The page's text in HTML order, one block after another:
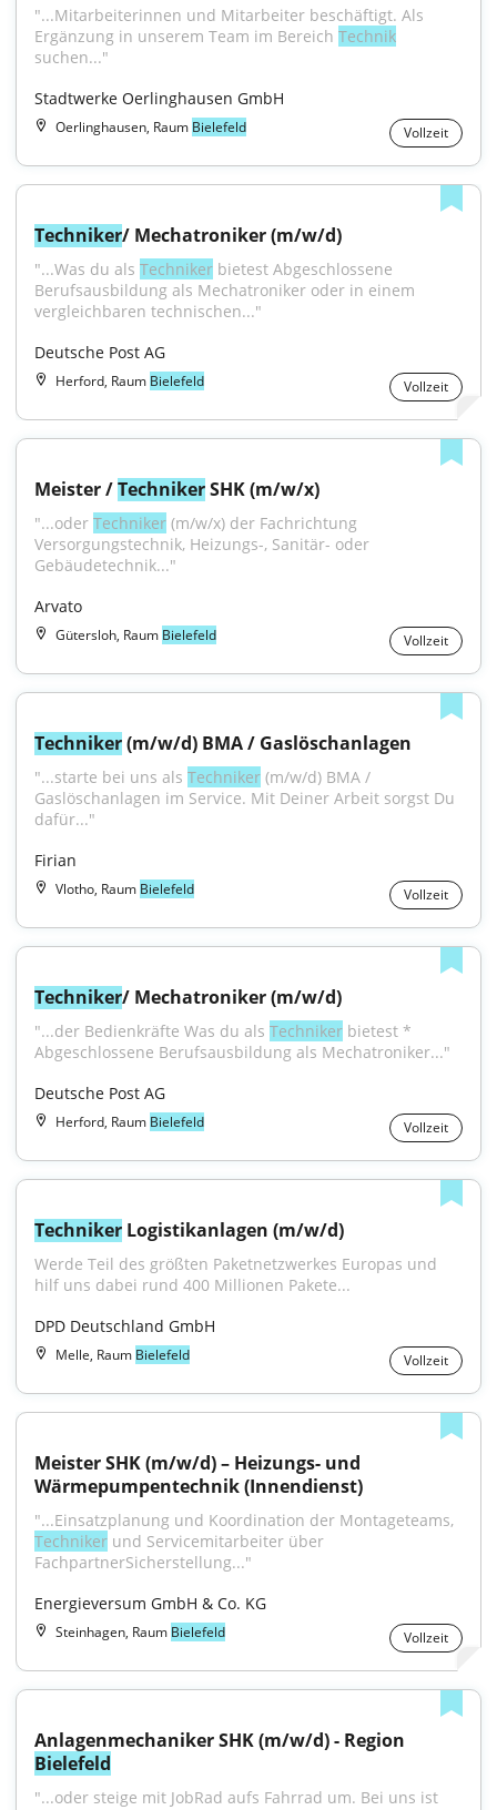
"...Mitarbeiterinnen und Mitarbeiter beschäftigt. Als
Ergänzung in unserem Team im Bereich Technik
suchen..."
Stadtwerke Oerlinghausen GmbH
Oerlinghausen, Raum Bielefeld Vollzeit
Techniker/ Mechatroniker (m/w/d)
"...Was du als Techniker bietest Abgeschlossene
Berufsausbildung als Mechatroniker oder in einem
vergleichbaren technischen..."
Deutsche Post AG
Herford, Raum Bielefeld Vollzeit
Meister / Techniker SHK (m/w/x)
"...oder Techniker (m/w/x) der Fachrichtung
Versorgungstechnik, Heizungs-, Sanitär- oder
Gebäudetechnik..."
Arvato
Gütersloh, Raum Bielefeld Vollzeit
Techniker (m/w/d) BMA / Gaslöschanlagen
"...starte bei uns als Techniker (m/w/d) BMA /
Gaslöschanlagen im Service. Mit Deiner Arbeit sorgst Du
dafür..."
Firian
Vlotho, Raum Bielefeld Vollzeit
Techniker/ Mechatroniker (m/w/d)
"...der Bedienkräfte Was du als Techniker bietest *
Abgeschlossene Berufsausbildung als Mechatroniker..."
Deutsche Post AG
Herford, Raum Bielefeld Vollzeit
Techniker Logistikanlagen (m/w/d)
Werde Teil des größten Paketnetzwerkes Europas und
hilf uns dabei rund 400 Millionen Pakete...
DPD Deutschland GmbH
Melle, Raum Bielefeld Vollzeit
Meister SHK (m/w/d) – Heizungs- und
Wärmepumpentechnik (Innendienst)
Techniker und Servicemitarbeiter über
FachpartnerSicherstellung..."
Energieversum GmbH & Co. KG
Steinhagen, Raum Bielefeld Vollzeit
Bielefeld
"...oder steige mit JobRad aufs Fahrrad um. Bei uns ist